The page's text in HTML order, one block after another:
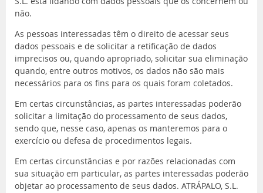
não.
As pessoas interessadas têm o direito de acessar seus
dados pessoais e de solicitar a retificação de dados
imprecisos ou, quando apropriado, solicitar sua eliminação
quando, entre outros motivos, os dados não são mais
necessários para os fins para os quais foram coletados.
Em certas circunstâncias, as partes interessadas poderão
solicitar a limitação do processamento de seus dados,
sendo que, nesse caso, apenas os manteremos para o
exercício ou defesa de procedimentos legais.
Em certas circunstâncias e por razões relacionadas com
sua situação em particular, as partes interessadas poderão
objetar ao processamento de seus dados. ATRÁPALO, S.L.